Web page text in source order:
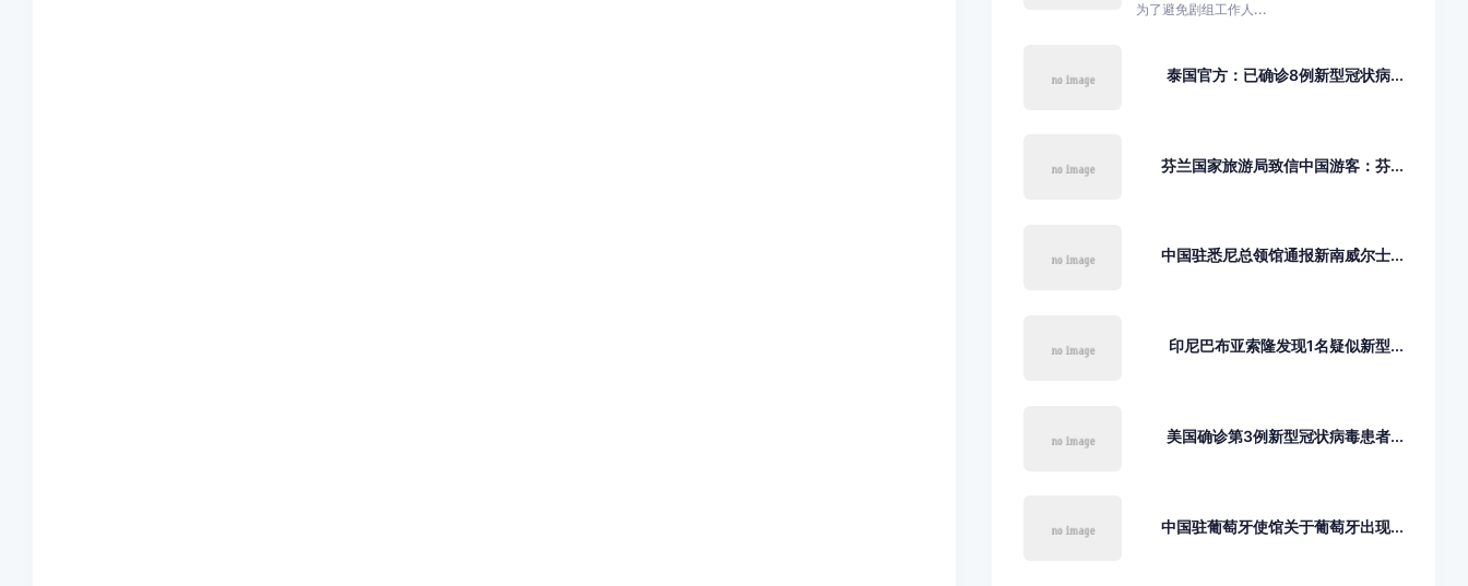
为了避免剧组工作人...
泰国官方：已确诊8例新型冠状病...
芬兰国家旅游局致信中国游客：芬...
中国驻悉尼总领馆通报新南威尔士...
印尼巴布亚索隆发现1名疑似新型...
美国确诊第3例新型冠状病毒患者...
中国驻葡萄牙使馆关于葡萄牙出现...